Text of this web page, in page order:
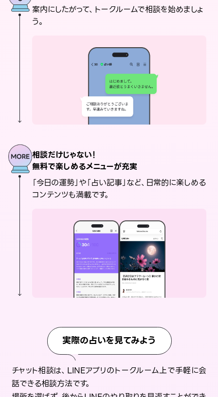
案内にしたがって、トークルームで相談を始めましょ
う。
相談だけじゃない！
無料で楽しめるメニューが充実
「今日の運勢」や「占い記事」など、日常的に楽しめる
コンテンツも満載です。
実際の占いを見てみよう
チャット相談は、LINEアプリのトークルーム上で手軽に会
話できる相談方法です。